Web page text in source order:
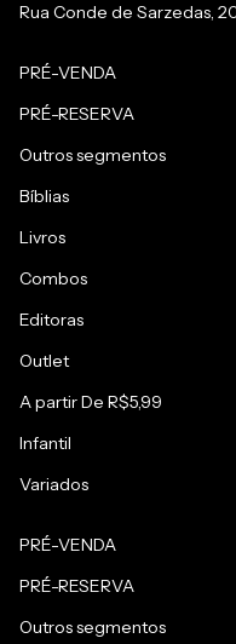
Rua Conde de Sarzedas,
PRÉ-VENDA
PRÉ-RESERVA
Outros segmentos
Bíblias
Livros
Combos
Editoras
Outlet
A partir De R$5,99
Infantil
Variados
PRÉ-VENDA
PRÉ-RESERVA
Outros segmentos